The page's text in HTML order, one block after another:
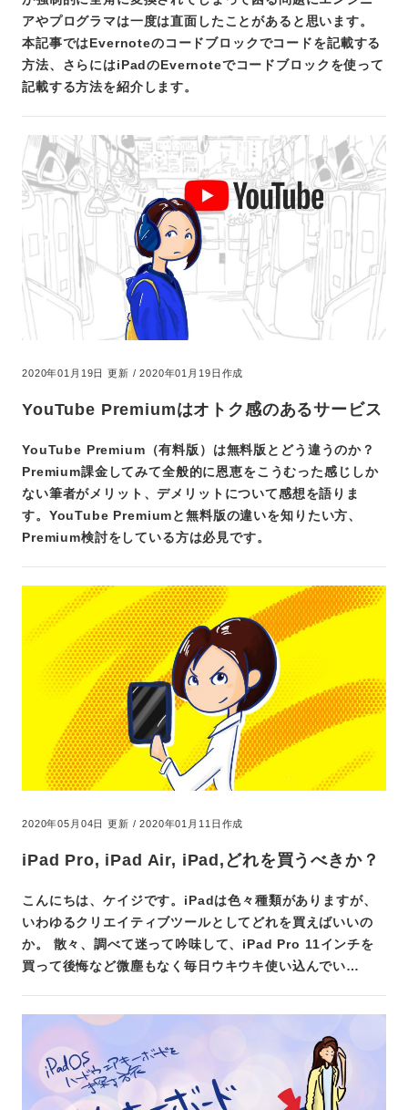
アやプログラマは一度は直面したことがあると思います。
本記事ではEvernoteのコードブロックでコードを記載する
方法、さらにはiPadのEvernoteでコードブロックを使って
記載する方法を紹介します。
2020年01月19日 更新 / 2020年01月19日作成
YouTube Premiumはオトク感のあるサービス
YouTube Premium（有料版）は無料版とどう違うのか？
Premium課金してみて全般的に恩恵をこうむった感じしか
ない筆者がメリット、デメリットについて感想を語りま
す。YouTube Premiumと無料版の違いを知りたい方、
Premium検討をしている方は必見です。
2020年05月04日 更新 / 2020年01月11日作成
iPad Pro, iPad Air, iPad,どれを買うべきか？
こんにちは、ケイジです。iPadは色々種類がありますが、
いわゆるクリエイティブツールとしてどれを買えばいいの
か。 散々、調べて迷って吟味して、iPad Pro 11インチを
買って後悔など微塵もなく毎日ウキウキ使い込んでい…